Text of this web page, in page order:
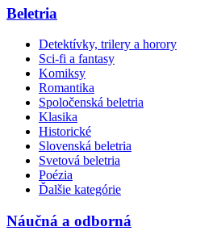
Beletria
Detektívky, trilery a horory
Sci-fi a fantasy
Komiksy
Romantika
Spoločenská beletria
Klasika
Historické
Slovenská beletria
Svetová beletria
Poézia
Ďalšie kategórie
Náučná a odborná